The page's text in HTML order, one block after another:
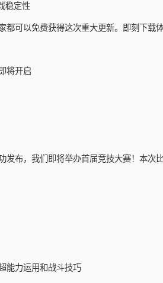
稳定性
都可以免费获得这次重大更新。即刻下载
将开启
发布，我们即将举办首届竞技大赛！本
能力运用和战斗技巧